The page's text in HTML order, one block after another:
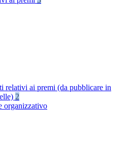
relativi ai premi (da pubblicare in
2
organizzativo